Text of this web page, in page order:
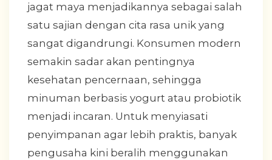
jagat maya menjadikannya sebagai salah
satu sajian dengan cita rasa unik yang
sangat digandrungi. Konsumen modern
semakin sadar akan pentingnya
kesehatan pencernaan, sehingga
minuman berbasis yogurt atau probiotik
menjadi incaran. Untuk menyiasati
penyimpanan agar lebih praktis, banyak
pengusaha kini beralih menggunakan